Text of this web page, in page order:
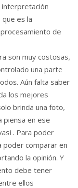
interpretación
es la
de
son muy costosas,
una parte
Aún falta saber
los mejores
brinda una foto,
piensa en ese
. Para poder
poder comparar en
la opinión. Y
debe tener
ellos